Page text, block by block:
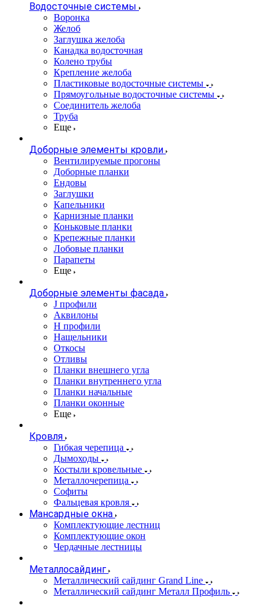
Водосточные системы
Воронка
Желоб
Заглушка желоба
Канадка водосточная
Колено трубы
Крепление желоба
Пластиковые водосточные системы
Прямоугольные водосточные системы
Соединитель желоба
Труба
Еще
Доборные элементы кровли
Вентилируемые прогоны
Доборные планки
Ендовы
Заглушки
Капельники
Карнизные планки
Коньковые планки
Крепежные планки
Лобовые планки
Парапеты
Еще
Доборные элементы фасада
J профили
Аквилоны
Н профили
Нащельники
Откосы
Отливы
Планки внешнего угла
Планки внутреннего угла
Планки начальные
Планки оконные
Еще
Кровля
Гибкая черепица
Дымоходы
Костыли кровельные
Металлочерепица
Софиты
Фальцевая кровля
Мансардные окна
Комплектующие лестниц
Комплектующие окон
Чердачные лестницы
Металлосайдинг
Металлический сайдинг Grand Line
Металлический сайдинг Металл Профиль